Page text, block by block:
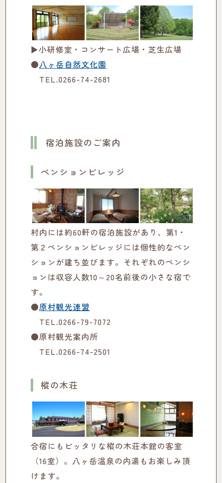
▶小研修室・コンサート広場・芝生広場
●八ヶ岳自然文化園
TEL.0266-74-2681
宿泊施設のご案内
ペンションビレッジ
村内には約60軒の宿泊施設があり、第1・
第２ペンションビレッジには個性的なペン
ションが建ち並びます。それぞれのペンシ
ョンは収容人数10～20名前後の小さな宿で
す。
●原村観光連盟
TEL.0266-79-7072
●原村観光案内所
TEL.0266-74-2501
樅の木荘
合宿にもピッタリな樅の木荘本館の客室
（16室）。八ヶ岳温泉の内湯もお楽しみ頂
けます。